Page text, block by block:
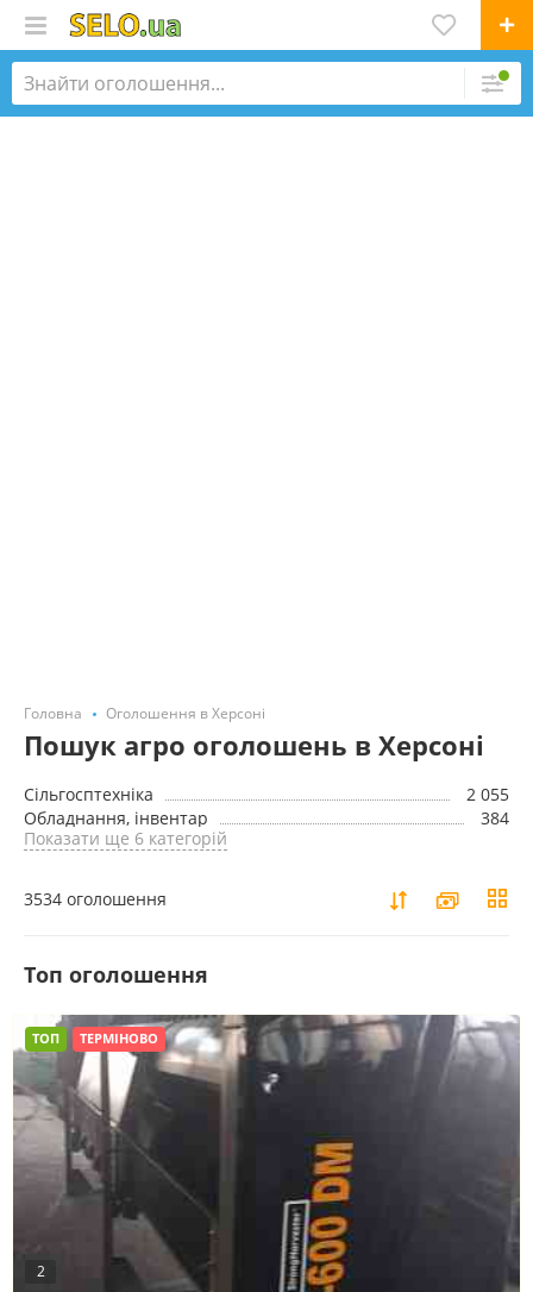
Головна Оголошення в Херсоні
Пошук агро оголошень в Херсоні
Сільгосптехніка
2 055
Обладнання, інвентар
384
Показати ще 6 категорій
3534 оголошення
Toп оголошення
ТОП ТЕРМІНОВО
2